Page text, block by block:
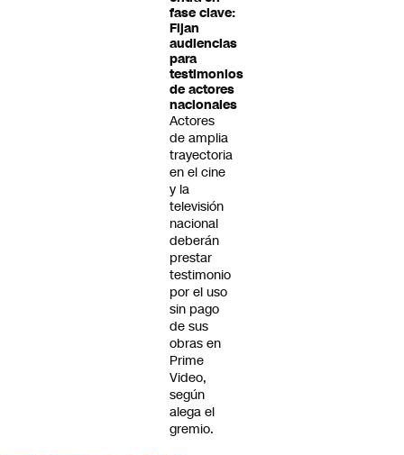
fase clave:
Fijan
audiencias
para
testimonios
de actores
nacionales
Actores
de amplia
trayectoria
en el cine
y la
televisión
nacional
deberán
prestar
testimonio
por el uso
sin pago
de sus
obras en
Prime
Video,
según
alega el
gremio.